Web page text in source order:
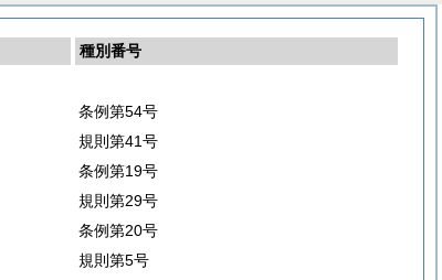
種別番号
条例第54号
規則第41号
条例第19号
規則第29号
条例第20号
規則第5号